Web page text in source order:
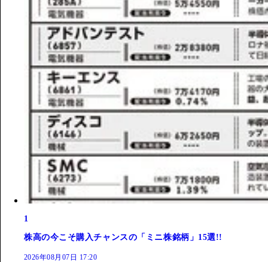
1
株高の今こそ購入チャンスの「ミニ株銘柄」15選!!
2026年08月07日 17:20